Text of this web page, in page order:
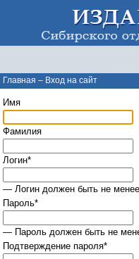
Главная – Вход на сайт
Имя
Фамилия
Логин*
— Логин должен быть не
Пароль*
— Пароль должен быть не
Подтверждение пароля*